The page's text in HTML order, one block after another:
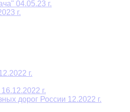
04.05.23 г.
г.
г.
г.
дорог России 12.2022 г.